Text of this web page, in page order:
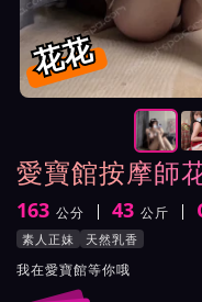
愛寶館按摩師
身高
163 公分
體重 43 公斤
罩杯
按摩師花花服
素人正妹 天然乳香
按摩師花花所
我在愛寶館等你哦
花花
按摩師花花照片展示與